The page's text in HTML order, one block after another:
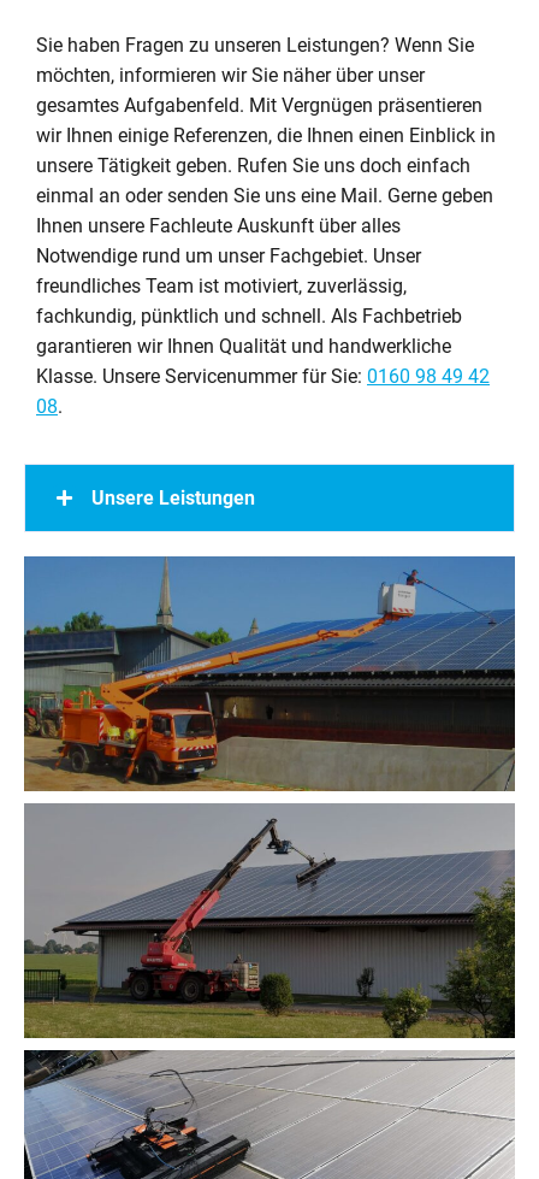
Sie haben Fragen zu unseren Leistungen? Wenn Sie
möchten, informieren wir Sie näher über unser
gesamtes Aufgabenfeld. Mit Vergnügen präsentieren
wir Ihnen einige Referenzen, die Ihnen einen Einblick in
unsere Tätigkeit geben. Rufen Sie uns doch einfach
einmal an oder senden Sie uns eine Mail. Gerne geben
Ihnen unsere Fachleute Auskunft über alles
Notwendige rund um unser Fachgebiet. Unser
freundliches Team ist motiviert, zuverlässig,
fachkundig, pünktlich und schnell. Als Fachbetrieb
garantieren wir Ihnen Qualität und handwerkliche
Klasse. Unsere Servicenummer für Sie: 0160 98 49 42
08.
Unsere Leistungen